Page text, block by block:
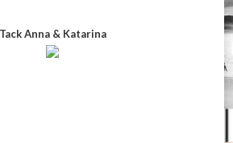
Tack Anna & Katarina